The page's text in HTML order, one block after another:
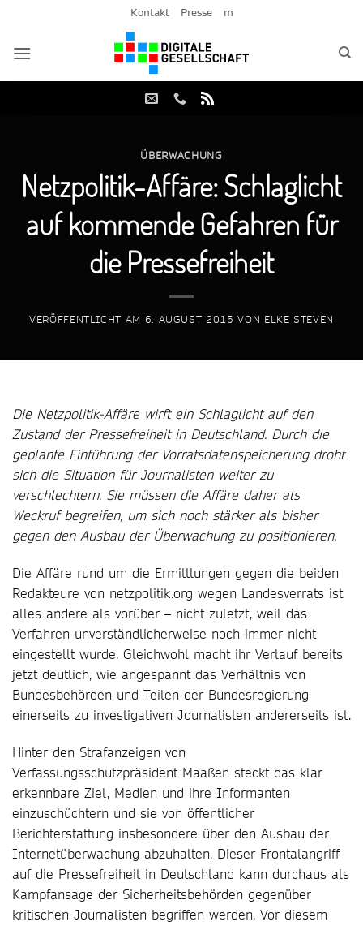
springen
Kontakt Presse m
ÜBERWACHUNG
Netzpolitik-Affäre: Schlaglicht
auf kommende Gefahren für
die Pressefreiheit
VERÖFFENTLICHT AM 6. AUGUST 2015 VON ELKE STEVEN
Die Netzpolitik-Affäre wirft ein Schlaglicht auf den
Zustand der Pressefreiheit in Deutschland. Durch die
geplante Einführung der Vorratsdatenspeicherung droht
sich die Situation für Journalisten weiter zu
verschlechtern. Sie müssen die Affäre daher als
Weckruf begreifen, um sich noch stärker als bisher
gegen den Ausbau der Überwachung zu positionieren.
Die Affäre rund um die Ermittlungen gegen die beiden
Redakteure von netzpolitik.org wegen Landesverrats ist
alles andere als vorüber – nicht zuletzt, weil das
Verfahren unverständlicherweise noch immer nicht
eingestellt wurde. Gleichwohl macht ihr Verlauf bereits
jetzt deutlich, wie angespannt das Verhältnis von
Bundesbehörden und Teilen der Bundesregierung
einerseits zu investigativen Journalisten andererseits ist.
Hinter den Strafanzeigen von
Verfassungsschutzpräsident Maaßen steckt das klar
erkennbare Ziel, Medien und ihre Informanten
einzuschüchtern und sie von öffentlicher
Berichterstattung insbesondere über den Ausbau der
Internetüberwachung abzuhalten. Dieser Frontalangriff
auf die Pressefreiheit in Deutschland kann durchaus als
Kampfansage der Sicherheitsbehörden gegenüber
kritischen Journalisten begriffen werden. Vor diesem